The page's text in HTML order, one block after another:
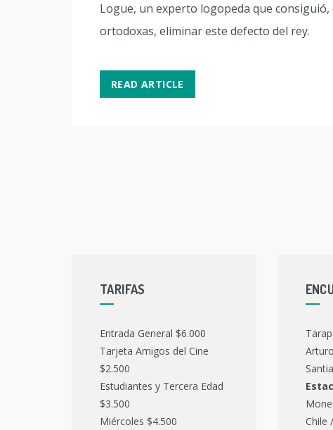
Logue, un experto logopeda que
ortodoxas, eliminar este defecto del rey.
READ ARTICLE
TARIFAS
Entrada General $6.000
Tarjeta Amigos del Cine
$2.500
Estudiantes y Tercera Edad
$3.500
Miércoles $4.500
Chile